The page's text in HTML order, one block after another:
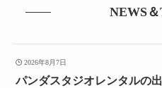
NEWS
2026年8月7日
パンダスタジオレンタルの